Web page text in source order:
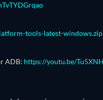
tools-latest-
ADB: https://youtu.be/